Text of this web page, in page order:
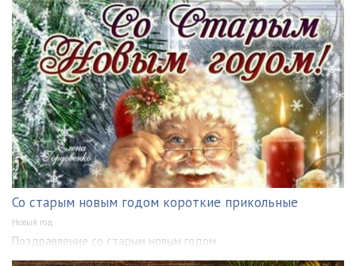
Со старым новым годом короткие прикольные
Новый год
Поздравление со старым новым годом